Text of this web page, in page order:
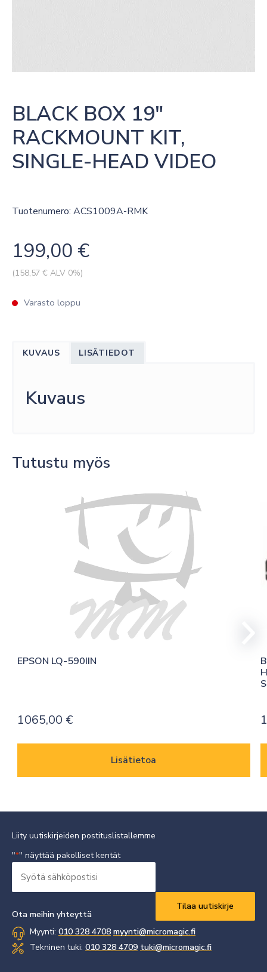
BLACK BOX 19″
RACKMOUNT KIT,
SINGLE-HEAD VIDEO
Tuotenumero: ACS1009A-RMK
199,00 €
(158,57 € ALV 0%)
Varasto loppu
KUVAUS LISÄTIEDOT
Kuvaus
Tutustu myös
EPSON LQ-590IIN
1065,00 €
Lisätietoa
Liity uutiskirjeiden postituslistallemme
"*" näyttää pakolliset kentät
sähköpostisi
Ota meihin yhteyttä
Myynti: 010 328 4708 myynti@micromagic.fi
Tekninen tuki: 010 328 4709 tuki@micromagic.fi